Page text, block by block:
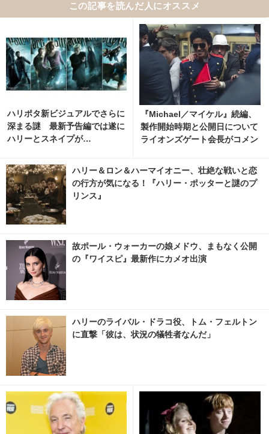
この記事を読んだ人にオススメ
ハリポタ新ビジュアルでさらに
深まる謎 最新予告編では遂に
ハリーとスネイプが…
『Michael／マイケル』続編、
製作開始時期と公開日について
ライオンズゲート会長がコメン
ハリー＆ロン＆ハーマイオニー、壮絶な戦いと恋
の行方が気になる！『ハリー・ポッターと謎のプ
リンス』
故ポール・ウォーカーの娘メドウ、まもなく公開
の『ワイスピ』最新作にカメオ出演
ハリーのライバル・ドラコ役、トム・フェルトン
に直撃「彼は、状況の犠牲者なんだ」